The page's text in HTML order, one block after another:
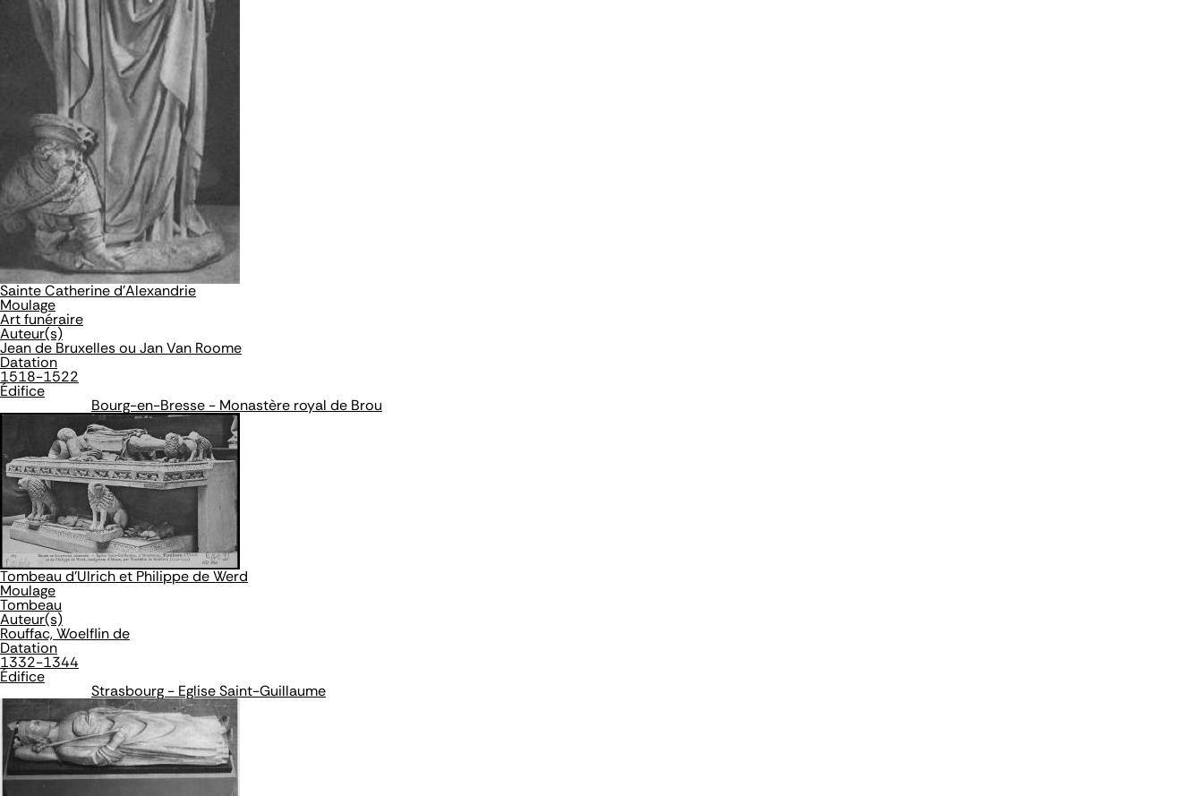
Sainte Catherine d'Alexandrie
Moulage
Art funéraire
Auteur(s)
Jean de Bruxelles ou Jan Van Roome
Datation
1518-1522
Édifice
Bourg-en-Bresse - Monastère royal de Brou
Tombeau d'Ulrich et Philippe de Werd
Moulage
Tombeau
Auteur(s)
Rouffac, Woelflin de
Datation
1332-1344
Édifice
Strasbourg - Eglise Saint-Guillaume